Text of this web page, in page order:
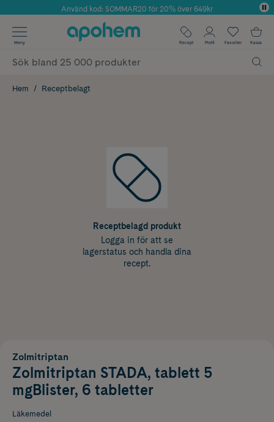
Årets Butik 2025 inom Skönhet
Använd kod: SOMMAR20 för 20% över 649kr
✓ Fri frakt
✓ Poäng på alla köp*
Meny Recept Profil Favoriter Kassa
Hem Receptbelagt
Receptbelagd produkt
Logga in för att se
lagerstatus och handla dina
recept.
Zolmitriptan
Zolmitriptan STADA, tablett 5
mgBlister, 6 tabletter
Läkemedel